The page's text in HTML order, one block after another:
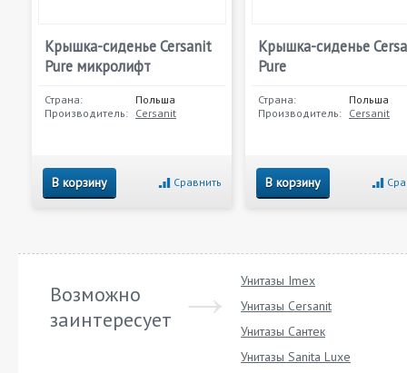
Крышка-сиденье Cersanit
Pure микролифт
Страна:
Польша
Производитель: Cersanit
В корзину Сравнить
Крышка-сиденье
Pure
Страна:
Польша
Производитель: Cersanit
В корзину
Возможно
заинтересует
Унитазы Imex
Унитазы Cersanit
Унитазы Сантек
Унитазы Sanita Luxe